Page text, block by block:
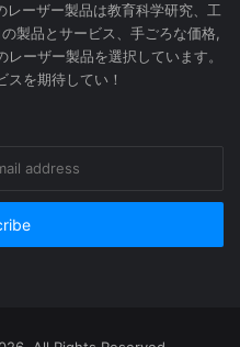
ーザー製品は教育科学研究、工
製品とサービス、手ごろな価格,
ーザー製品を選択しています。
を期待してい！